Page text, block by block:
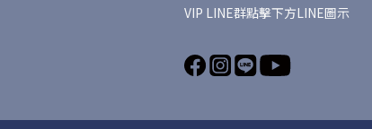
VIP LINE群點擊下方LINE圖示